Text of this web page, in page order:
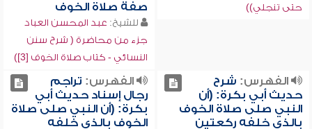
حتى تنجلي))
صفة صلاة الخوف
للشيخ: عبد المحسن العباد
جزء من محاضرة ( شرح سنن
النسائي - كتاب صلاة الخوف [3])
الفهرس: شرح
حديث أبي بكرة: (أن
النبي صلى صلاة الخوف
بالذي خلفه ركعتين
الفهرس: تراجم
رجال إسناد حديث أبي
بكرة: (أن النبي صلى صلاة
الخوف بالذي خلفه